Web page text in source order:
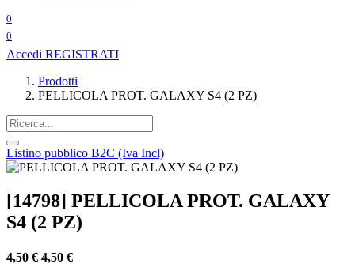
0
0
Accedi REGISTRATI
Prodotti
PELLICOLA PROT. GALAXY S4 (2 PZ)
Listino pubblico B2C (Iva Incl)
[14798] PELLICOLA PROT. GALAXY
S4 (2 PZ)
4,50€ 4,50 €